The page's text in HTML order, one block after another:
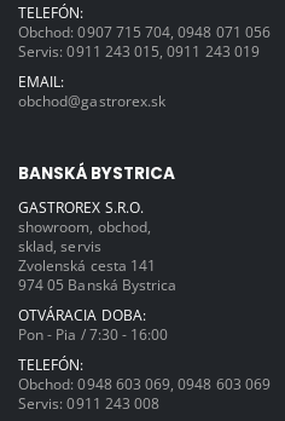
TELEFÓN:
Obchod:0907 715 704 ,0948 071 056
Servis:0911 243 015 ,0911 243 019
EMAIL:
obchod@gastrorex.sk
BANSKÁ BYSTRICA
GASTROREX S.R.O.
showroom, obchod,
sklad, servis
Zvolenská cesta 141
974 05 Banská Bystrica
OTVÁRACIA DOBA:
Pon - Pia / 7:30 - 16:00
TELEFÓN:
Obchod:0948 603 069,0948 603 069
Servis:0911 243 008